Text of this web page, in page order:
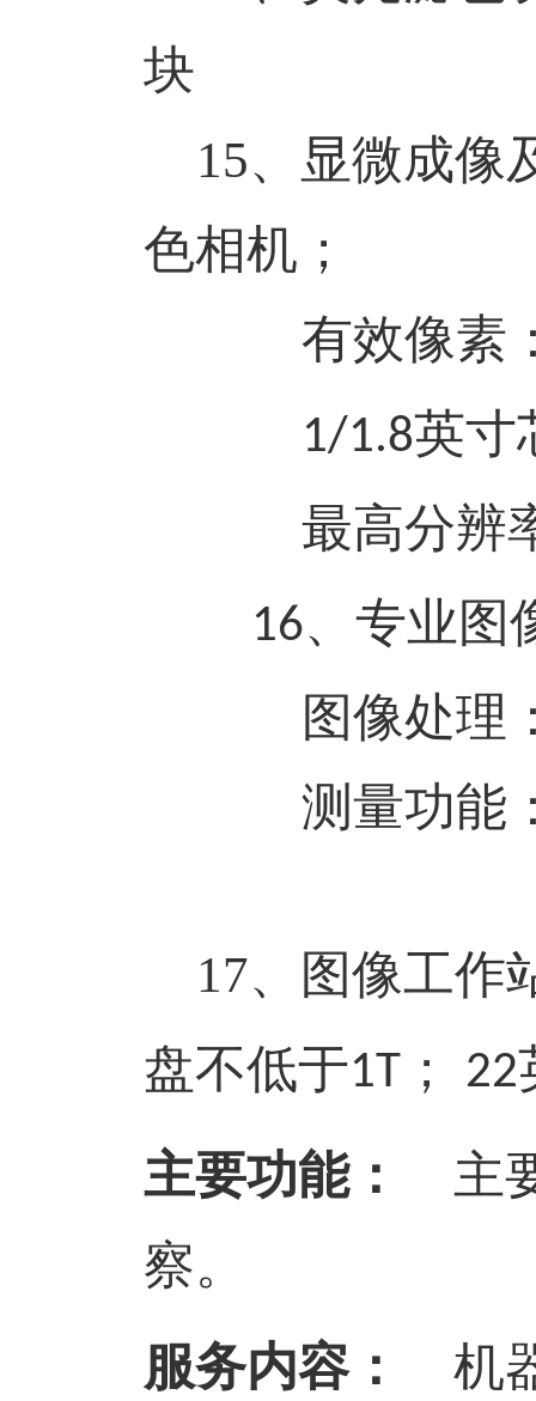
块
15、
显微成像
色相机；
有效像素
1/1.8英寸
最高分辨
16、 专业图
图像处理
测量功能：
17、
图像工作
盘不低于1T ； 22
主要功能：
主
察。
服务内容：
机